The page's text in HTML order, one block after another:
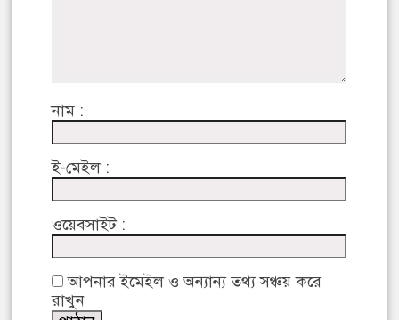
নাম :
ই-মেইল :
ওয়েবসাইট :
আপনার ইমেইল ও অন্যান্য তথ্য সঞ্চয় করে
রাখুন